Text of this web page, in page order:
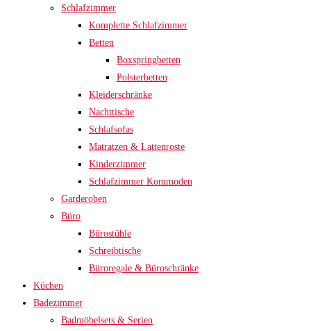
Schlafzimmer
Komplette Schlafzimmer
Betten
Boxspringbetten
Polsterbetten
Kleiderschränke
Nachttische
Schlafsofas
Matratzen & Lattenroste
Kinderzimmer
Schlafzimmer Kommoden
Garderoben
Büro
Bürostühle
Schreibtische
Büroregale & Büroschränke
Küchen
Badezimmer
Badmöbelsets & Serien